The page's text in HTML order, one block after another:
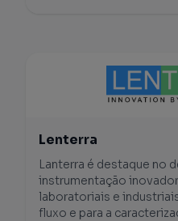
Lenterra
Lanterra é destaque no
instrumentação
laboratoriais e
fluxo e para a